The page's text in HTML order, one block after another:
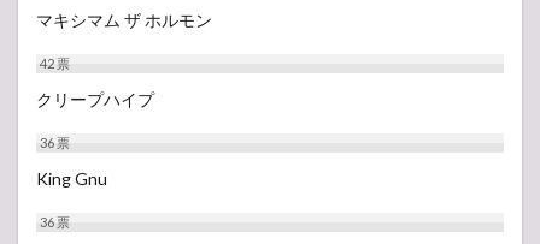
マキシマム ザ ホルモン
42票
クリープハイプ
36票
King Gnu
36票